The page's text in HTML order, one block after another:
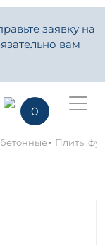
заявку на
вам
0
- Плиты